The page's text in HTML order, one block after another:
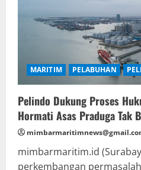
dalam
Pengambilan
Keputusan
Bisnis
MARITIM PELABUHAN
Pelindo Dukung Proses
Hormati Asas Praduga Tak
mimbarmaritim.id
perkembangan